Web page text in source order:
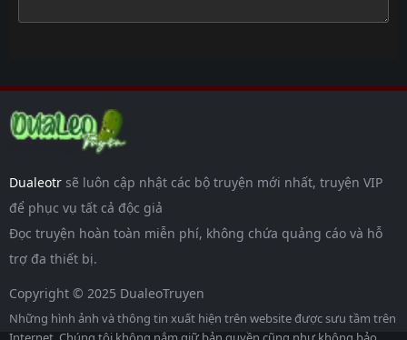
Dualeotr sẽ luôn cập nhật các bộ truyện mới nhất, truyện VIP
để phục vụ tất cả độc giả
Đọc truyện hoàn toàn miễn phí, không chứa quảng cáo và hỗ
trợ đa thiết bị.
Copyright © 2025 DualeoTruyen
Những hình ảnh và thông tin xuất hiện trên website được sưu tầm trên